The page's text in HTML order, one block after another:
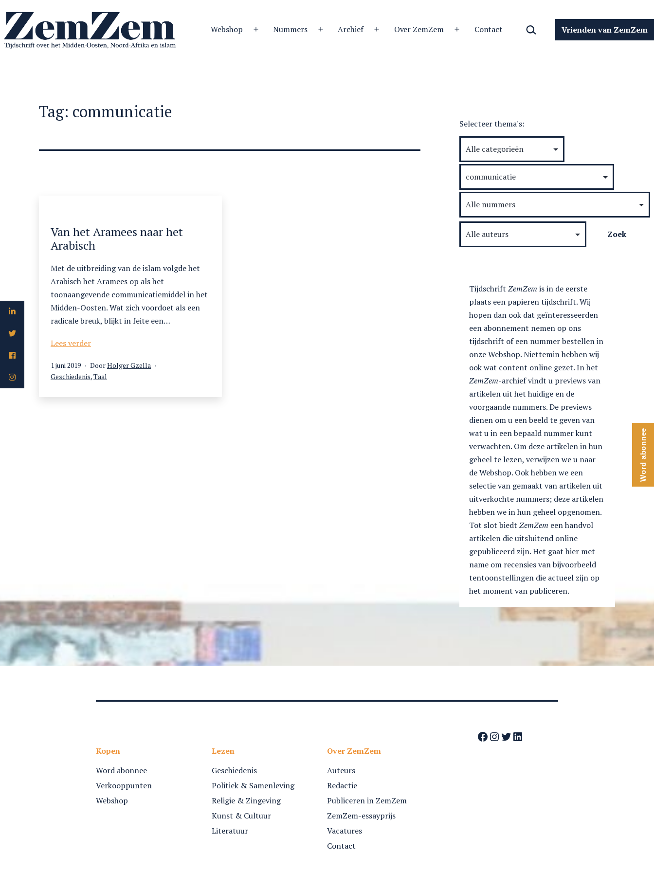
naar
de
inhoud
Webshop
Open
Nummers
Open
Archief
Open
Over ZemZem
Open
Contact Zoeken… Vrienden van ZemZem
Tag: communicatie
Van het Aramees naar het
Arabisch
Met de uitbreiding van de islam volgde het
Arabisch het Aramees op als het
toonaangevende communicatiemiddel in het
Midden-Oosten. Wat zich voordoet als een
radicale breuk, blijkt in feite een…
Lees verderVan
Aramees
naar
Gepubliceerd
op
1 juni 2019 DoorHolger Gzella
Gecategoriseerd
Geschiedenis,Taal
Selecteer thema's:
Tijdschrift ZemZem is in de eerste
plaats een papieren tijdschrift. Wij
hopen dan ook dat geïnteresseerden
een abonnement nemen op ons
tijdschrift of een nummer bestellen in
onze Webshop. Niettemin hebben wij
ook wat content online gezet. In het
ZemZem-archief vindt u previews van
artikelen uit het huidige en de
voorgaande nummers. De previews
dienen om u een beeld te geven van
wat u in een bepaald nummer kunt
verwachten. Om deze artikelen in hun
geheel te lezen, verwijzen we u naar
de Webshop. Ook hebben we een
selectie van gemaakt van artikelen uit
uitverkochte nummers; deze artikelen
hebben we in hun geheel opgenomen.
Tot slot biedt ZemZem een handvol
artikelen die uitsluitend online
gepubliceerd zijn. Het gaat hier met
name om recensies van bijvoorbeeld
tentoonstellingen die actueel zijn op
het moment van publiceren.
Kopen
Word abonnee
Verkooppunten
Webshop
Lezen
Geschiedenis
Politiek & Samenleving
Religie & Zingeving
Kunst & Cultuur
Literatuur
Over ZemZem
Auteurs
Redactie
Publiceren in ZemZem
ZemZem-essayprijs
Vacatures
Contact
Facebook
Instagram
Twitter
LinkedIn
Word abonnee